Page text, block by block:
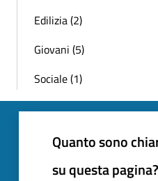
Edilizia (2)
Giovani (5)
Sociale (1)
Quanto sono
su questa pagina?